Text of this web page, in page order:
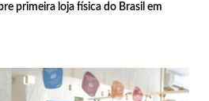
primeira loja física do Brasil em